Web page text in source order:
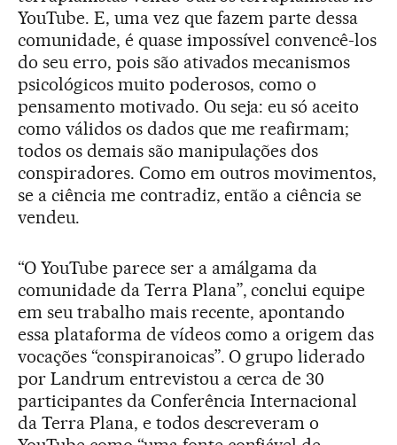
YouTube. E, uma vez que fazem parte dessa
comunidade, é quase impossível convencê-los
do seu erro, pois são ativados mecanismos
psicológicos muito poderosos, como o
pensamento motivado. Ou seja: eu só aceito
como válidos os dados que me reafirmam;
todos os demais são manipulações dos
conspiradores. Como em outros movimentos,
se a ciência me contradiz, então a ciência se
vendeu.
“O YouTube parece ser a amálgama da
comunidade da Terra Plana”, conclui equipe
em seu trabalho mais recente, apontando
essa plataforma de vídeos como a origem das
vocações “conspiranoicas”. O grupo liderado
por Landrum entrevistou a cerca de 30
participantes da Conferência Internacional
da Terra Plana, e todos descreveram o